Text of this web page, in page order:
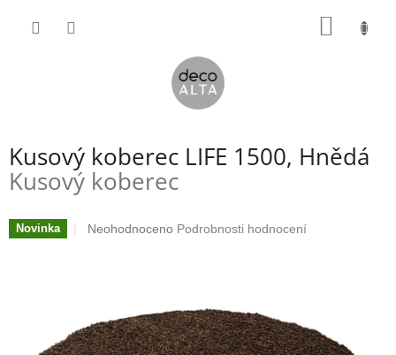
Kusový koberec LIFE 1500, Hnědá
Kusový koberec
Novinka
Průměrné
5
hvězdiček.
Neohodnoceno Podrobnosti hodnocení